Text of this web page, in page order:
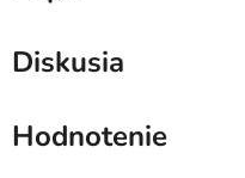
Diskusia
Hodnotenie